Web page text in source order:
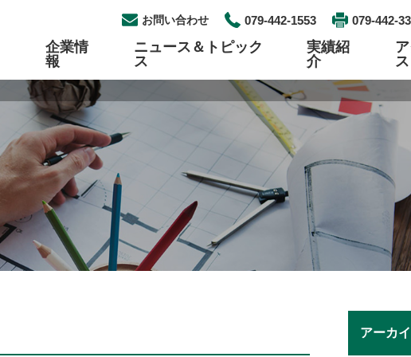
お問い合わせ 079-442-1553 079-442-
パイプ自動切断・開先加工工事 検査工事
各種プラントメンテナンス プレハブ配管
ロープアクセス 土木建築
企業情
報
組織図 資格取得
公開情報について
ニュース＆トピック
ス
イベント一覧
実績紹
介
ス
中途採用 エントリー
アーカ